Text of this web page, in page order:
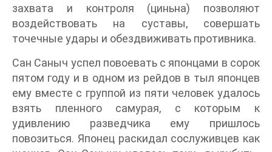
захвата и контроля (циньна) позволяют
воздействовать на суставы, совершать
точечные удары и обездвиживать противника.
Сан Саныч успел повоевать с японцами в сорок
пятом году и в одном из рейдов в тыл японцев
ему вместе с группой из пяти человек удалось
взять пленного самурая, с которым к
удивлению разведчика ему пришлось
повозиться. Японец раскидал сослуживцев как